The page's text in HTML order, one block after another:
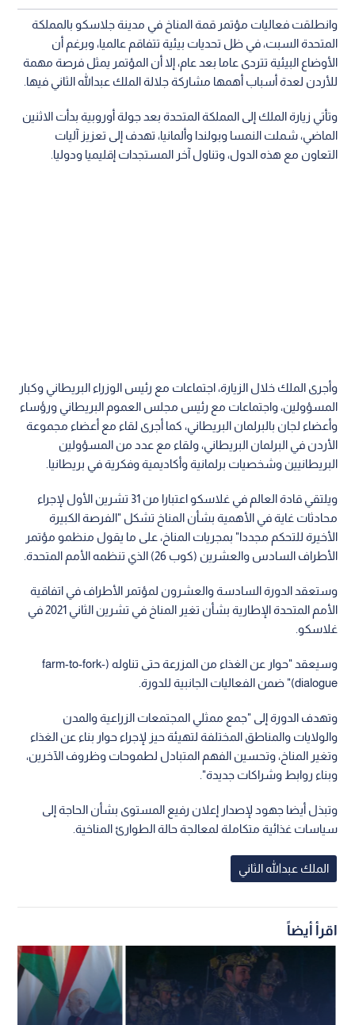
وانطلقت فعاليات مؤتمر قمة المناخ في مدينة جلاسكو بالمملكة
المتحدة السبت، في ظل تحديات بيئية تتفاقم عالميا، وبرغم أن
الأوضاع البيئية تتردى عاما بعد عام، إلا أن المؤتمر يمثل فرصة مهمة
للأردن لعدة أسباب أهمها مشاركة جلالة الملك عبدالله الثاني فيها.
وتأتي زيارة الملك إلى المملكة المتحدة بعد جولة أوروبية بدأت الاثنين
الماضي، شملت النمسا وبولندا وألمانيا، تهدف إلى تعزيز آليات
التعاون مع هذه الدول، وتناول آخر المستجدات إقليميا ودوليا.
وأجرى الملك خلال الزيارة، اجتماعات مع رئيس الوزراء البريطاني وكبار
المسؤولين، واجتماعات مع رئيس مجلس العموم البريطاني ورؤساء
وأعضاء لجان بالبرلمان البريطاني، كما أجرى لقاء مع أعضاء مجموعة
الأردن في البرلمان البريطاني، ولقاء مع عدد من المسؤولين
البريطانيين وشخصيات برلمانية وأكاديمية وفكرية في بريطانيا.
ويلتقي قادة العالم في غلاسكو اعتبارا من 31 تشرين الأول لإجراء
محادثات غاية في الأهمية بشأن المناخ تشكل "الفرصة الكبيرة
الأخيرة للتحكم مجددا" بمجريات المناخ، على ما يقول منظمو مؤتمر
الأطراف السادس والعشرين (كوب 26) الذي تنظمه الأمم المتحدة.
وستعقد الدورة السادسة والعشرون لمؤتمر الأطراف في اتفاقية
الأمم المتحدة الإطارية بشأن تغير المناخ في تشرين الثاني 2021 في
غلاسكو.
وسيعقد "حوار عن الغذاء من المزرعة حتى تناوله (farm-to-fork-
dialogue)" ضمن الفعاليات الجانبية للدورة.
وتهدف الدورة إلى "جمع ممثلي المجتمعات الزراعية والمدن
والولايات والمناطق المختلفة لتهيئة حيز لإجراء حوار بناء عن الغذاء
وتغير المناخ، وتحسين الفهم المتبادل لطموحات وظروف الآخرين،
وبناء روابط وشراكات جديدة".
وتبذل أيضا جهود لإصدار إعلان رفيع المستوى بشأن الحاجة إلى
سياسات غذائية متكاملة لمعالجة حالة الطوارئ المناخية.
الملك عبدالله الثاني
اقرأ أيضاً